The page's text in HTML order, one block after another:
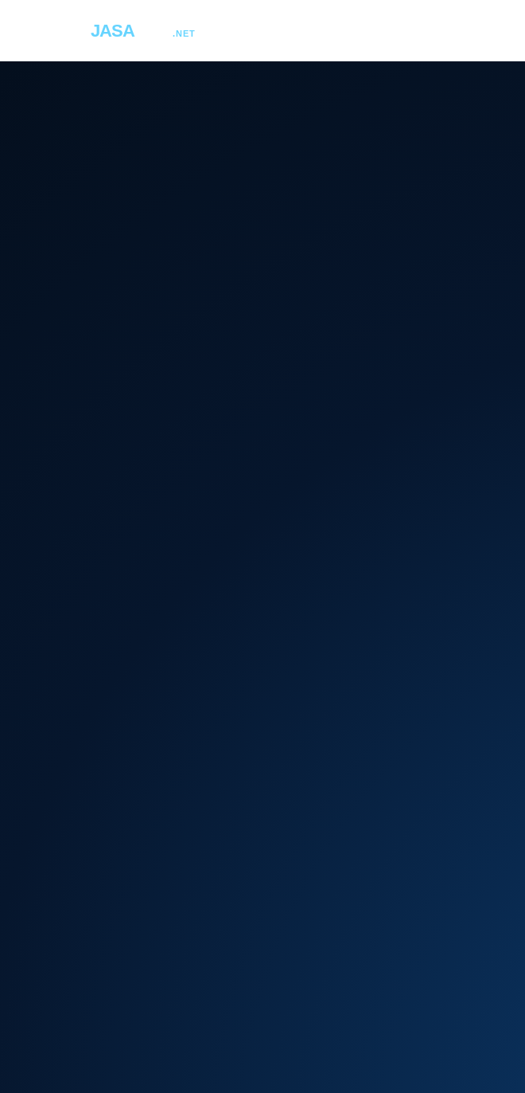
JASA .NET